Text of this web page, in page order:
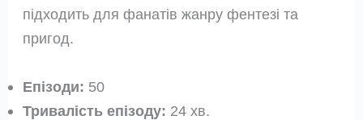
підходить для фанатів жанру фентезі та
пригод.
Епізоди: 50
Тривалість епізоду: 24 хв.